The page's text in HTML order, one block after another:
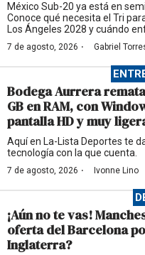
México Sub-20 ya está en
Conoce qué necesita el Tri
Los Ángeles 2028 y cuándo
7 de agosto, 2026 · Gabriel
Bodega Aurrera
GB en RAM, con
pantalla HD y muy
Aquí en La-Lista Deportes te
tecnología con la que cuenta.
7 de agosto, 2026 · Ivonne Lino
¡Aún no te vas!
oferta del Barcelona
Inglaterra?